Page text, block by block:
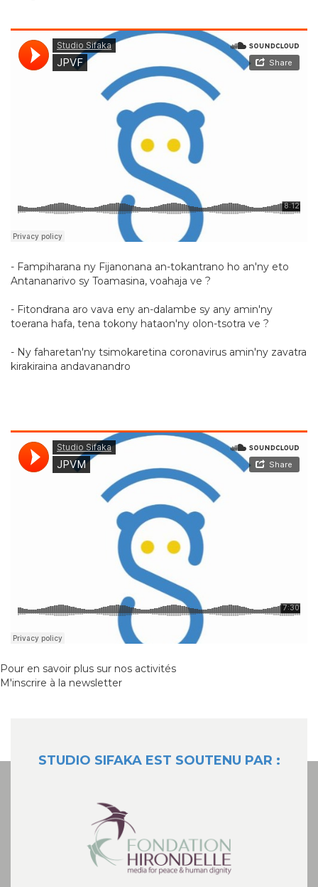
- Fampiharana ny Fijanonana an-tokantrano ho an'ny eto
Antananarivo sy Toamasina, voahaja ve ?
- Fitondrana aro vava eny an-dalambe sy any amin'ny
toerana hafa, tena tokony hataon'ny olon-tsotra ve ?
- Ny faharetan'ny tsimokaretina coronavirus amin'ny zavatra
kirakiraina andavanandro
Pour en savoir plus sur nos activités
M'inscrire à la newsletter
STUDIO SIFAKA EST SOUTENU PAR :